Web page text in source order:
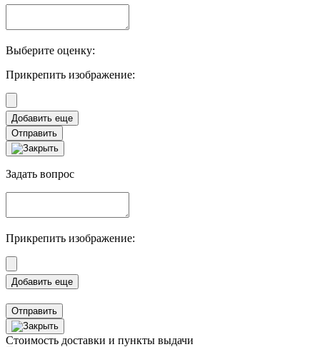
Выберите оценку:
Прикрепить изображение:
Отправить
Задать вопрос
Прикрепить изображение:
Отправить
Стоимость доставки и пункты выдачи